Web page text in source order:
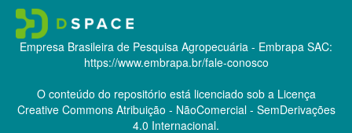
Empresa Brasileira de Pesquisa Agropecuária - Embrapa SAC:
https://www.embrapa.br/fale-conosco
O conteúdo do repositório está licenciado sob a Licença
Creative CommonsAtribuição - NãoComercial - SemDerivações
4.0 Internacional.